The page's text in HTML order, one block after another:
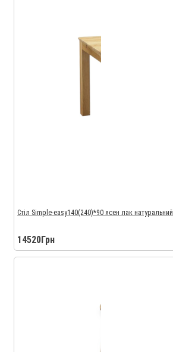
Стіл Simple-easy140(240)*90 ясен лак натуральний
14520Грн